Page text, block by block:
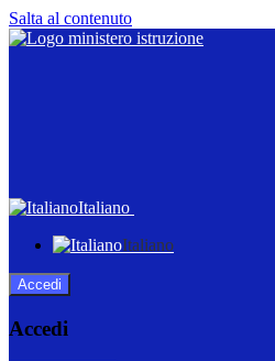
Salta al contenuto
Italiano
Italiano
Accedi
Accedi